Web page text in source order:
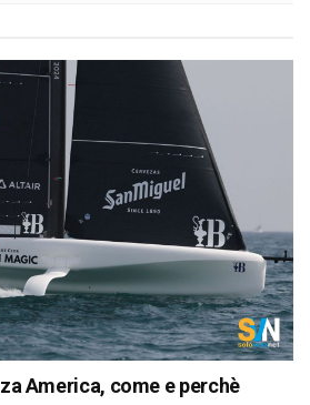
America, come e perchè